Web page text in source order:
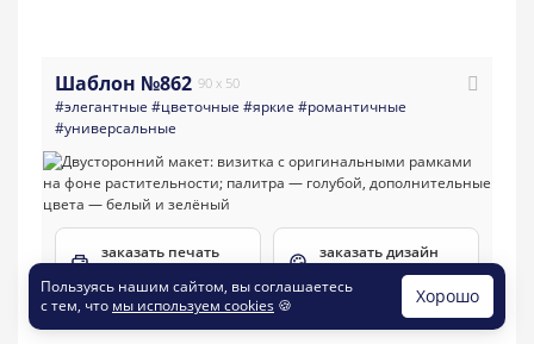
Шаблон №862 90 x 50
#элегантные #цветочные #яркие #романтичные
#универсальные
заказать печать
заказать дизайн
Пользуясь нашим сайтом, вы соглашаетесь
с тем, что мы используем cookies 🍪 Хорошо